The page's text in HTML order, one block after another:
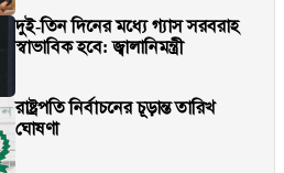
দুই-তিন দিনের মধ্যে গ্যাস সরবরাহ
স্বাভাবিক হবে: জ্বালানিমন্ত্রী
রাষ্ট্রপতি নির্বাচনের চূড়ান্ত তারিখ
ঘোষণা